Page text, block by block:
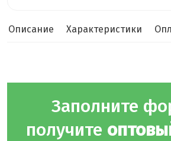
Описание Характеристики
Заполните
получите